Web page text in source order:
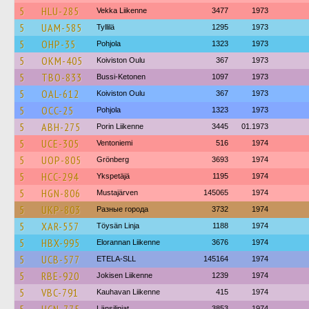
5 HLU-285 Vekka Liikenne 3477 1973
5 UAM-585 Tyllilä 1295 1973
5 OHP-35 Pohjola 1323 1973
5 OKM-405 Koiviston Oulu 367 1973
5 TBO-833 Bussi-Ketonen 1097 1973
5 OAL-612 Koiviston Oulu 367 1973
5 OCC-25 Pohjola 1323 1973
5 ABH-275 Porin Liikenne 3445 01.1973
5 UCE-305 Ventoniemi 516 1974
5 UOP-805 Grönberg 3693 1974
5 HCC-294 Ykspetäjä 1195 1974
5 HGN-806 Mustajärven 145065 1974
5 UKP-803 Разные города 3732 1974
5 XAR-557 Töysän Linja 1188 1974
5 HBX-995 Elorannan Liikenne 3676 1974
5 UCB-577 ETELA-SLL 145164 1974
5 RBE-920 Jokisen Liikenne 1239 1974
5 VBC-791 Kauhavan Liikenne 415 1974